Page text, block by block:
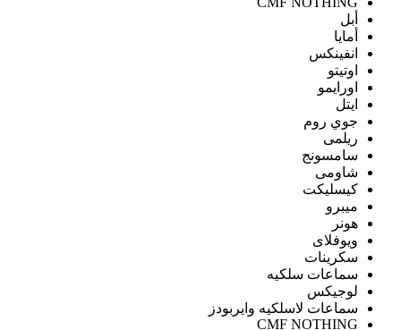
أبل
أمايا
انفينكس
اوتيتو
اورايمو
ايتل
جوي روم
ريلمى
سامسونج
شاومى
كيسليكت
ميبرو
هونر
ويوفلاى
سكرينات
سماعات سلكيه
لوجيكس
سماعات لاسلكيه وايربودز
CMF NOTHING